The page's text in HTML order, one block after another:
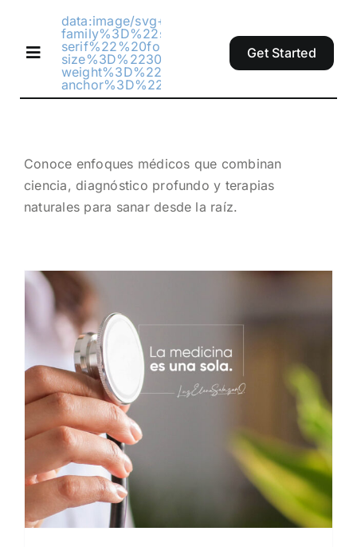
contentToggle
Navigation
Sobre Mi
Blog
data:image/
family%3D%22sans-
serif%22%20font-
Get Started
Conoce enfoques médicos que combinan
ciencia, diagnóstico profundo y terapias
naturales para sanar desde la raíz.